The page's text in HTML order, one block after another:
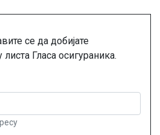
се да добијате
Гласа осигураника.